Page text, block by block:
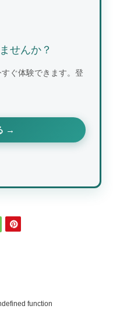
せんか？
ぐ体験できます。登
→
function